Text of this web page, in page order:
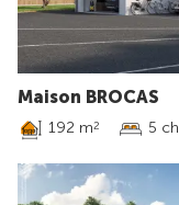
Maison BROCAS
192 m2 5 ch